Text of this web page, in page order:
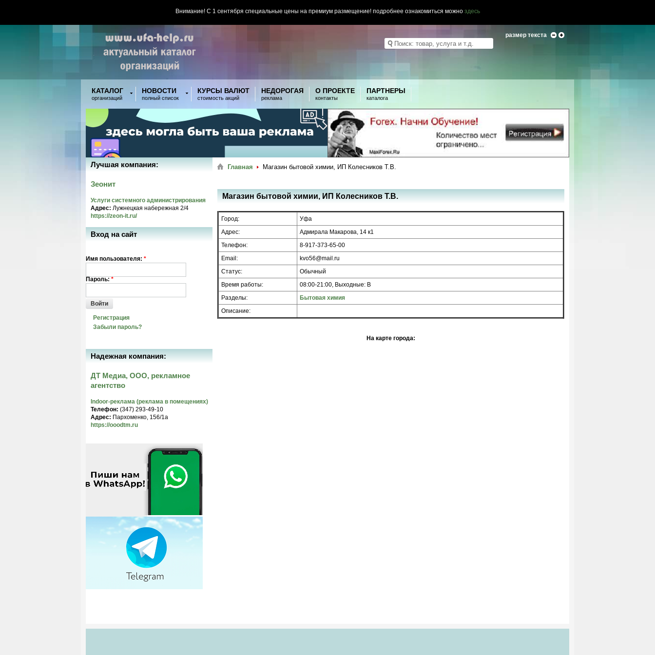
Внимание! С 1 сентября специальные цены на премиум размещение! подробнее ознакомиться можно здесь
размер текста
КАТАЛОГ
организаций
НОВОСТИ
полный список
КУРСЫ ВАЛЮТ
стоимость акций
НЕДОРОГАЯ
реклама
О ПРОЕКТЕ
контакты
ПАРТНЕРЫ
каталога
Главная Магазин бытовой химии, ИП Колесников Т.В.
Магазин бытовой химии, ИП Колесников Т.В.
Город:
Уфа
Адрес:
Адмирала Макарова, 14 к1
Телефон:
8-917-373-65-00
Email:
kvo56@mail.ru
Статус:
Обычный
Время работы:
08:00-21:00, Выходные: В
Разделы:
Бытовая химия
Описание:
На карте города:
Лучшая компания:
Зеонит
Услуги системного администрирования
Адрес: Лужнецкая набережная 2/4
https://zeon-it.ru/
Вход на сайт
Имя пользователя: *
Пароль: *
Войти
Регистрация
Забыли пароль?
Надежная компания:
ДТ Медиа, ООО, рекламное
агентство
Indoor-реклама (реклама в помещениях)
Телефон: (347) 293-49-10
Адрес: Пархоменко, 156/1а
https://ooodtm.ru